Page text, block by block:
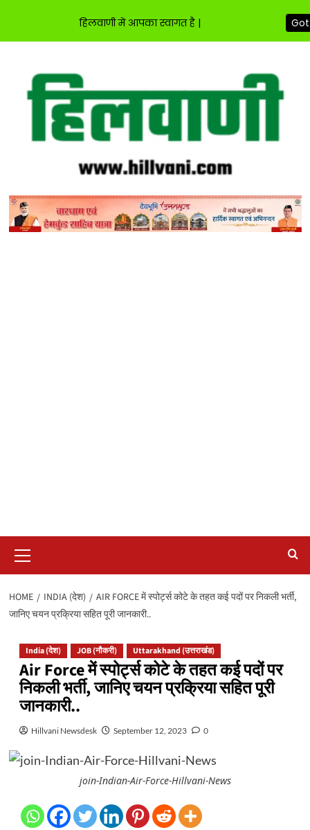
content
Menu
HOME INDIA (देश)
AIR FORCE में स्पोर्ट्स कोटे के तहत कई पदों पर निकली भर्ती,
जानिए चयन प्रक्रिया सहित पूरी जानकारी..
India (देश) JOB (नौकरी) Uttarakhand (उत्तराखंड)
Air Force में स्पोर्ट्स कोटे के तहत कई पदों पर
निकली भर्ती, जानिए चयन प्रक्रिया सहित पूरी
जानकारी..
Hillvani Newsdesk September 12, 2023 0
join-Indian-Air-Force-Hillvani-News
हिलवाणी में आपका स्वागत है |